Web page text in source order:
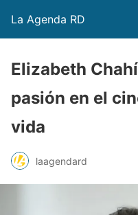
La Agenda RD
Elizabeth
pasión en el
vida
laagendard